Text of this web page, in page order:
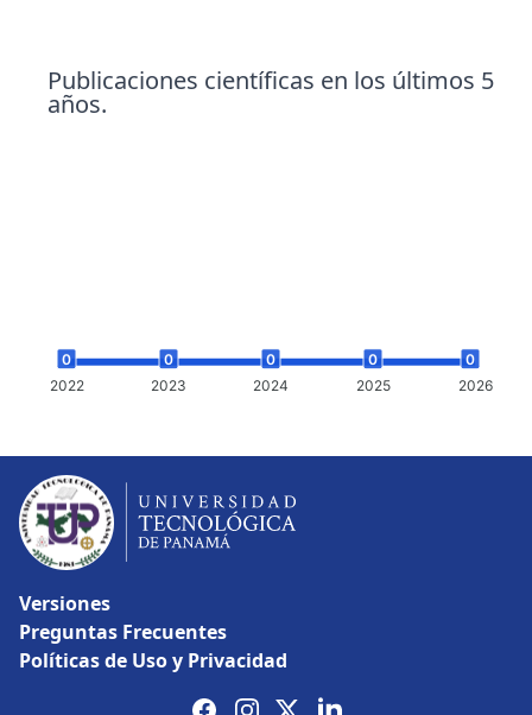
Publicaciones científicas en los últimos 5
años.
0 0 0 0
0
2022
2023 2024 2025 2026
Versiones
Preguntas Frecuentes
Políticas de Uso y Privacidad